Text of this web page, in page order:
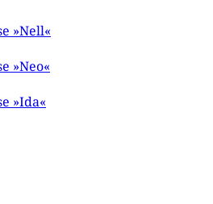
»Nell«
»Neo«
»Ida«